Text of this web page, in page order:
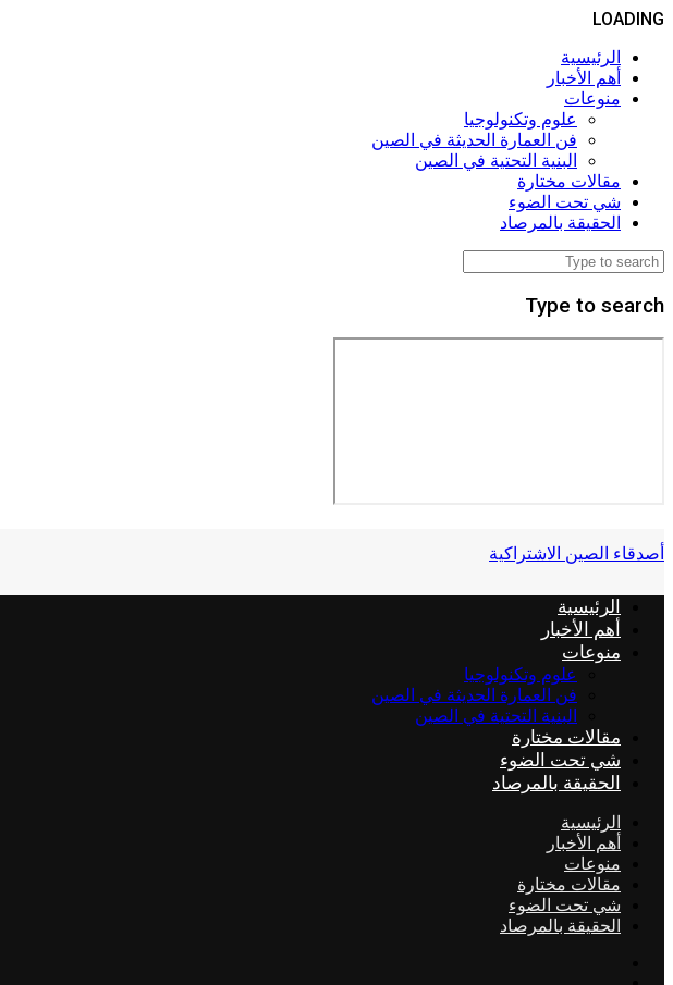
LOADING
الرئيسية
أهم الأخبار
منوعات
علوم وتكنولوجيا
فن العمارة الحديثة في الصين
البنية التحتية في الصين
مقالات مختارة
شي تحت الضوء
الحقيقة بالمرصاد
Type to search
أصدقاء الصين الاشتراكية
الرئيسية
أهم الأخبار
منوعات
علوم وتكنولوجيا
فن العمارة الحديثة في الصين
البنية التحتية في الصين
مقالات مختارة
شي تحت الضوء
الحقيقة بالمرصاد
الرئيسية
أهم الأخبار
منوعات
مقالات مختارة
شي تحت الضوء
الحقيقة بالمرصاد